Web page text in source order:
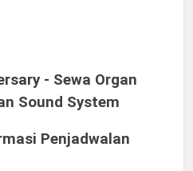
- Sewa Organ
Sound System
Penjadwalan